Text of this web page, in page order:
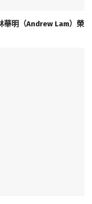
華明（Andrew Lam）榮